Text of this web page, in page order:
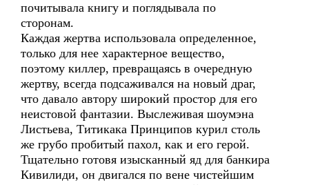
почитывала книгу и поглядывала по
сторонам.
Каждая жертва использовала определенное,
только для нее характерное вещество,
поэтому киллер, превращаясь в очередную
жертву, всегда подсаживался на новый драг,
что давало автору широкий простор для его
неистовой фантазии. Выслеживая шоумэна
Листьева, Титикака Принципов курил столь
же грубо пробитый пахол, как и его герой.
Тщательно готовя изысканный яд для банкира
Кивилиди, он двигался по вене чистейшим